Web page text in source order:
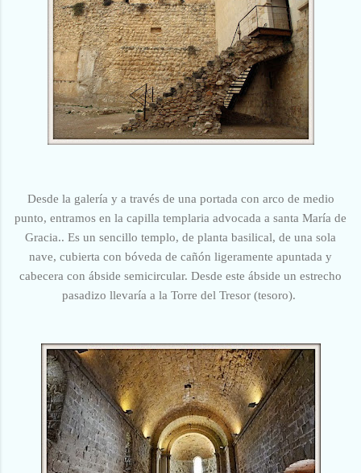
Desde la galería y a través de una portada con arco de medio
punto, entramos en la capilla templaria advocada a santa María de
Gracia.. Es un sencillo templo, de planta basilical, de una sola
nave, cubierta con bóveda de cañón ligeramente apuntada y
cabecera con ábside semicircular. Desde este ábside un estrecho
pasadizo llevaría a la Torre del Tresor (tesoro).